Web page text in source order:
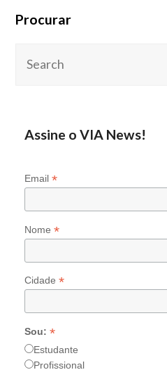
Procurar
Assine o VIA News!
Email *
Nome *
Cidade *
Sou: *
Estudante
Profissional